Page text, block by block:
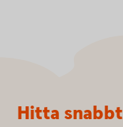
Sidfot
Hitta snabbt